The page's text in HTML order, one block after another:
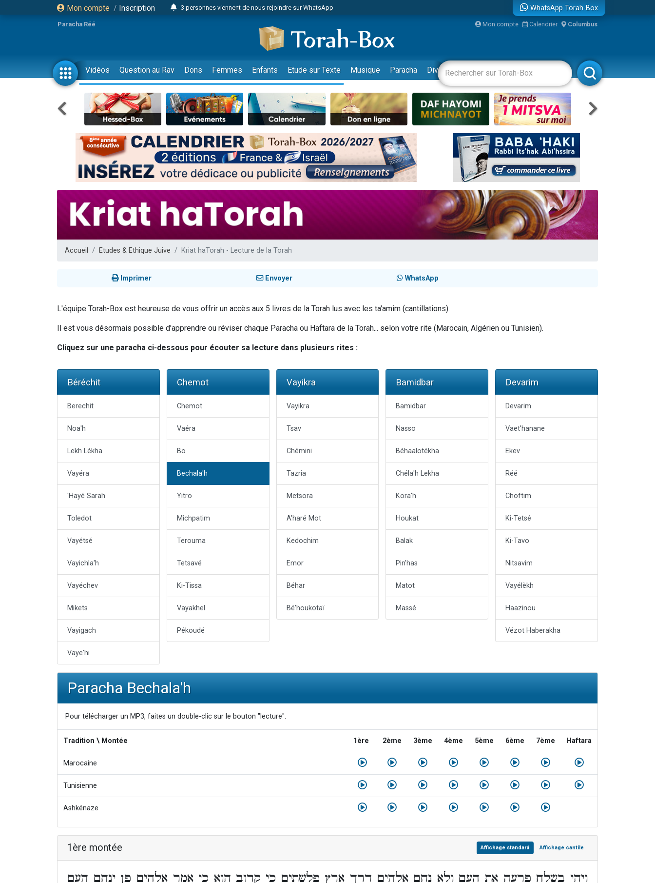
Mon compte / Inscription
3 personnes viennent de nous rejoindre sur WhatsApp
3 personnes viennent de faire un don pour 5 jours de vacances aux Orphelins
3 personnes viennent de faire un don pour Diane, 80 ans, dans un appartement insalubre
2 personnes viennent de nous rejoindre sur WhatsApp
13 personnes viennent de demander une bénédiction
30 personnes viennent de faire un don pour Sauvez la jambe de Yohan
Il reste 49 places pour étudier en groupe sur Zoom
12 nouvelles musiques dans Torah-Box Music
3 personnes viennent de nous rejoindre sur WhatsApp
2 personnes viennent de nous rejoindre sur WhatsApp
2 nouvelles musiques dans Torah-Box Music
3 personnes viennent de nous rejoindre sur WhatsApp
Nouvelle émission radio : Visions de grandeur n°104 : Le Chabbath et le Birkat Hamazone à travers le temps
61 personnes viennent de demander une bénédiction
Il reste 49 places pour étudier en groupe sur Zoom
WhatsApp Torah-Box
Paracha Réé Mon compte Calendrier Columbus
Vidéos Question au Rav Dons Femmes Enfants Etude sur Texte Musique Paracha Divertissements Livres Rabbanim
Accueil Etudes & Ethique Juive Kriat haTorah - Lecture de la Torah
Imprimer Envoyer WhatsApp
L'équipe Torah-Box est heureuse de vous offrir un accès aux 5 livres de la Torah lus avec les ta'amim (cantillations).
Il est vous désormais possible d'apprendre ou réviser chaque Paracha ou Haftara de la Torah... selon votre rite (Marocain, Algérien ou Tunisien).
Cliquez sur une paracha ci-dessous pour écouter sa lecture dans plusieurs rites :
Béréchit
Berechit
Noa'h
Lekh Lékha
Vayéra
'Hayé Sarah
Toledot
Vayétsé
Vayichla'h
Vayéchev
Mikets
Vayigach
Vaye'hi
Chemot
Chemot
Vaéra
Bo
Bechala'h
Yitro
Michpatim
Terouma
Tetsavé
Ki-Tissa
Vayakhel
Pékoudé
Vayikra
Vayikra
Tsav
Chémini
Tazria
Metsora
A'haré Mot
Kedochim
Emor
Béhar
Bé'houkotaï
Bamidbar
Bamidbar
Nasso
Béhaalotékha
Chéla'h Lekha
Kora'h
Houkat
Balak
Pin'has
Matot
Massé
Devarim
Devarim
Vaet'hanane
Ekev
Réé
Choftim
Ki-Tetsé
Ki-Tavo
Nitsavim
Vayélèkh
Haazinou
Vézot Haberakha
Paracha Bechala'h
Pour télécharger un MP3, faites un double-clic sur le bouton "lecture".
Tradition \ Montée 1ère 2ème 3ème 4ème 5ème 6ème 7ème Haftara
Marocaine
Tunisienne
Ashkénaze
1ère montée Affichage standard Affichage cantile
ויהי בשלח פרעה את העם ולא נחם אלהים דרך ארץ פלשתים כי קרוב הוא כי אמר אלהים פן ינחם העם